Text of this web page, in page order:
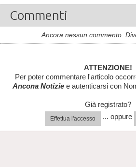
Commenti
Ancora nessun commento.
ATTENZIONE!
Per poter commentare l'articolo
Ancona Notizie e autenticarsi con
Già registrato?
Effettua l'accesso ... oppure